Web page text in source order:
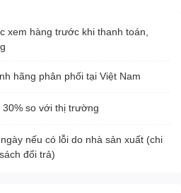
xem hàng trước khi thanh toán,
hãng phân phối tại Việt Nam
so với thị trường
nếu có lỗi do nhà sản xuất (chi
đổi trả)